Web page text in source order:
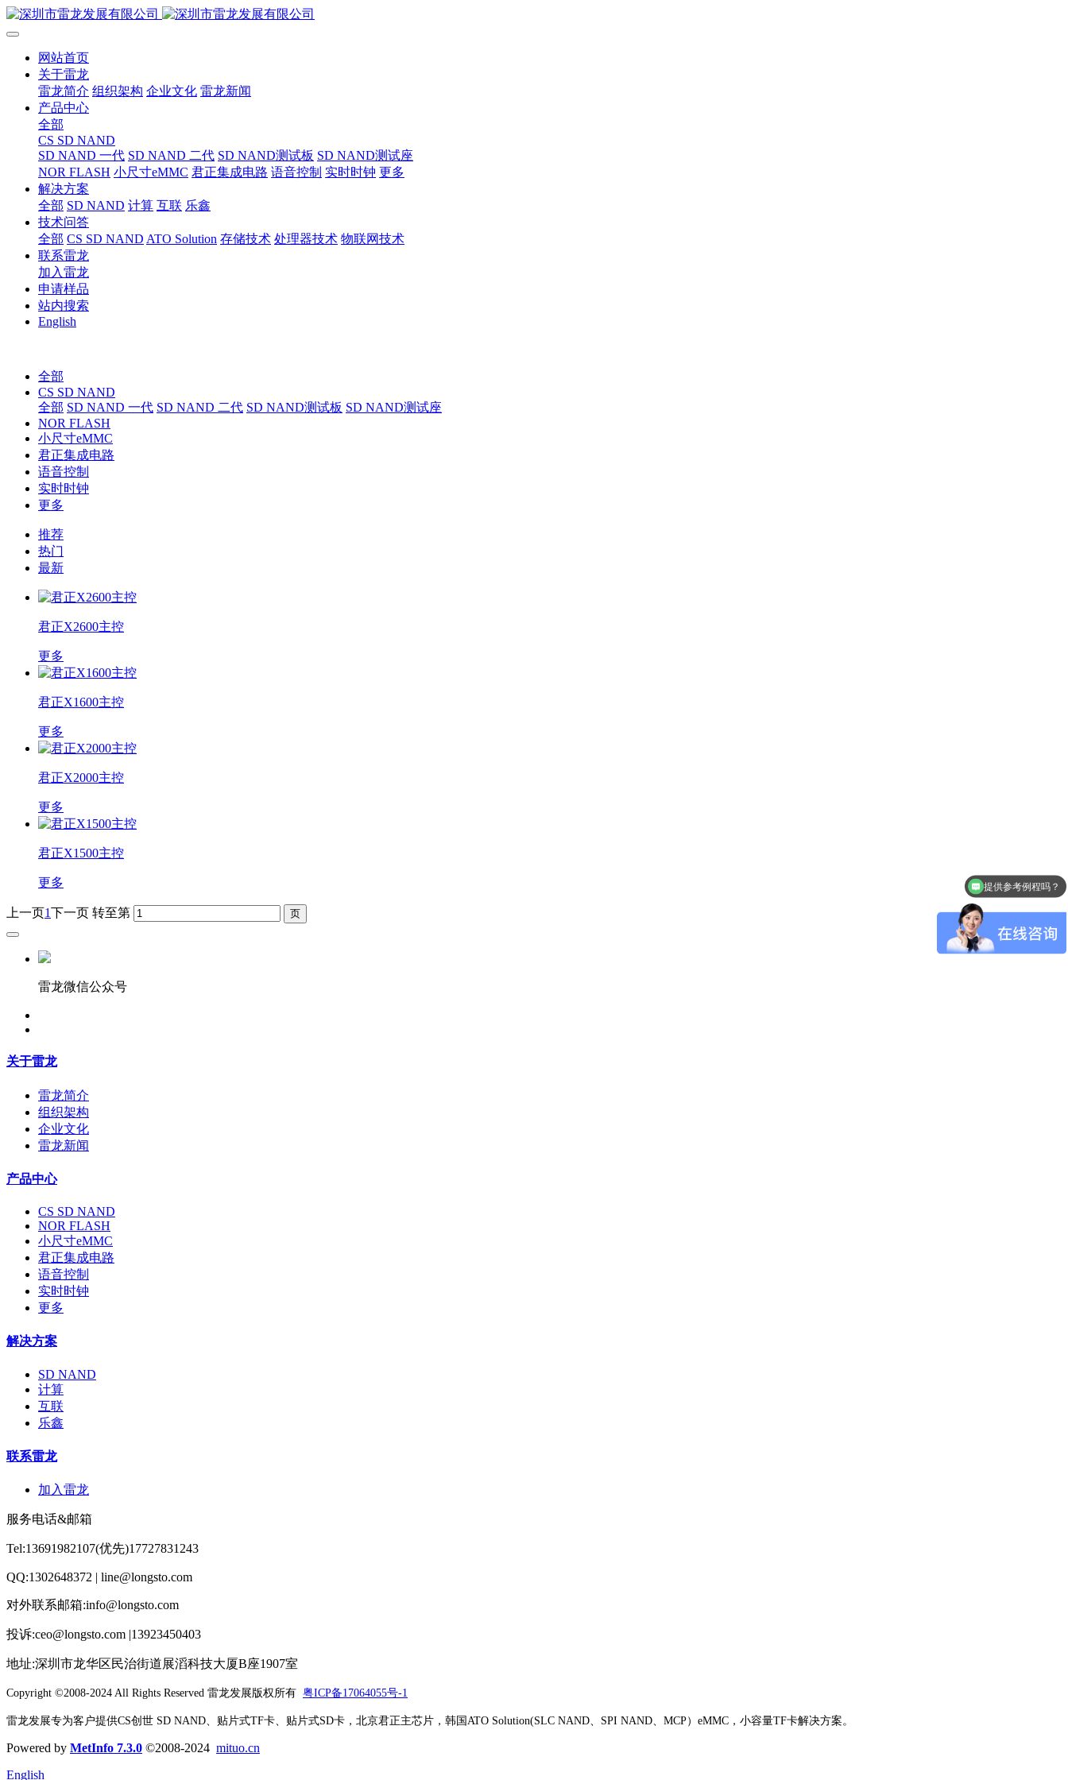
网站首页
关于雷龙
雷龙简介 组织架构 企业文化 雷龙新闻
产品中心
全部
CS SD NAND
SD NAND 一代 SD NAND 二代 SD NAND测试板 SD NAND测试座
NOR FLASH 小尺寸eMMC 君正集成电路 语音控制 实时时钟 更多
解决方案
全部 SD NAND 计算 互联 乐鑫
技术问答
全部 CS SD NAND ATO Solution 存储技术 处理器技术 物联网技术
联系雷龙
加入雷龙
申请样品
站内搜索
English
全部
CS SD NAND
全部 SD NAND 一代 SD NAND 二代 SD NAND测试板 SD NAND测试座
NOR FLASH
小尺寸eMMC
君正集成电路
语音控制
实时时钟
更多
推荐
热门
最新
君正X2600主控
更多
君正X1600主控
更多
君正X2000主控
更多
君正X1500主控
更多
上一页1下一页 转至第
雷龙微信公众号
关于雷龙
雷龙简介
组织架构
企业文化
雷龙新闻
产品中心
CS SD NAND
NOR FLASH
小尺寸eMMC
君正集成电路
语音控制
实时时钟
更多
解决方案
SD NAND
计算
互联
乐鑫
联系雷龙
加入雷龙
服务电话&邮箱
Tel:13691982107(优先)17727831243
QQ:1302648372 | line@longsto.com
对外联系邮箱:info@longsto.com
投诉:ceo@longsto.com |13923450403
地址:深圳市龙华区民治街道展滔科技大厦B座1907室
Copyright ©2008-2024 All Rights Reserved 雷龙发展版权所有 粤ICP备17064055号-1
雷龙发展专为客户提供CS创世 SD NAND、贴片式TF卡、贴片式SD卡，北京君正主芯片，韩国ATO Solution(SLC NAND、SPI NAND、MCP）eMMC，小容量TF卡解决方案。
Powered by MetInfo 7.3.0 ©2008-2024 mituo.cn
English
怎么申请样品呢？